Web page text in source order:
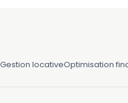
Gestion locativeOptimisation